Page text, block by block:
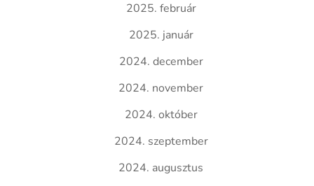
2025. február
2025. január
2024. december
2024. november
2024. október
2024. szeptember
2024. augusztus